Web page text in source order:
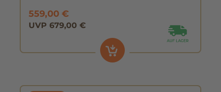
559,00 €
UVP 679,00 €